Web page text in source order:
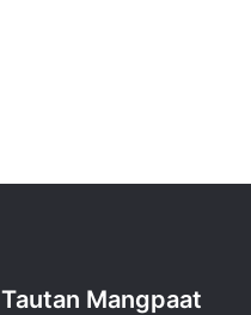
Tautan Mangpaat